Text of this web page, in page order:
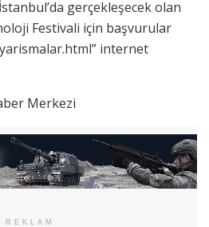
gerçekleşecek olan
Festivali için başvurular
internet
Merkezi
REKLAM